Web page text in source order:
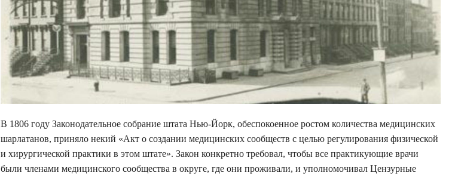
В 1806 году Законодательное собрание штата Нью-Йорк, обеспокоенное ростом количества медицинских
шарлатанов, приняло некий «Акт о создании медицинских сообществ с целью регулирования физической
и хирургической практики в этом штате». Закон конкретно требовал, чтобы все практикующие врачи
были членами медицинского сообщества в округе, где они проживали, и уполномочивал Цензурные